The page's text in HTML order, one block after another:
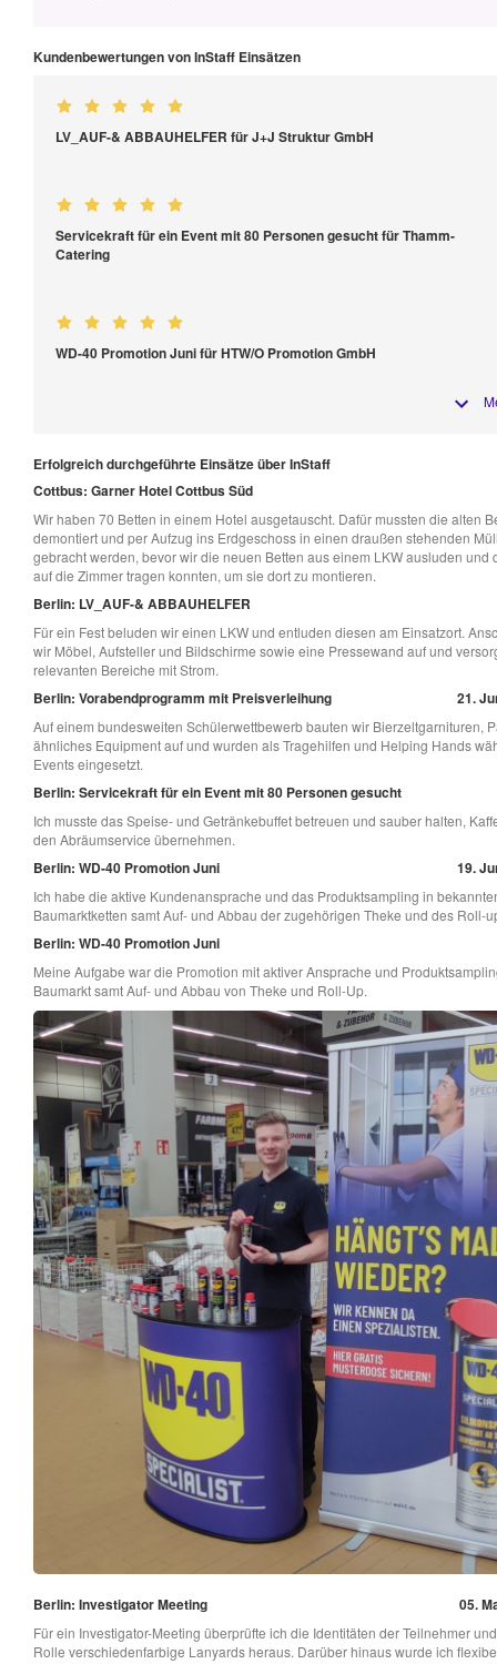
Kundenbewertungen von InStaff Einsätzen
LV_AUF-& ABBAUHELFER für J+J Struktur GmbH
Servicekraft für ein Event mit 80 Personen gesucht für Thamm-
Catering
WD-40 Promotion Juni für HTW/O Promotion GmbH
Erfolgreich durchgeführte Einsätze über InStaff
Cottbus: Garner Hotel Cottbus Süd
Wir haben 70 Betten in einem Hotel ausgetauscht. Dafür mussten die alten
demontiert und per Aufzug ins Erdgeschoss in einen draußen stehenden
gebracht werden, bevor wir die neuen Betten aus einem LKW ausluden und
auf die Zimmer tragen konnten, um sie dort zu montieren.
Berlin: LV_AUF-& ABBAUHELFER
Für ein Fest beluden wir einen LKW und entluden diesen am Einsatzort.
wir Möbel, Aufsteller und Bildschirme sowie eine Pressewand auf und
relevanten Bereiche mit Strom.
Berlin: Vorabendprogramm mit Preisverleihung 21.
Auf einem bundesweiten Schülerwettbewerb bauten wir Bierzeltgarnituren,
ähnliches Equipment auf und wurden als Tragehilfen und Helping Hands
Events eingesetzt.
Berlin: Servicekraft für ein Event mit 80 Personen gesucht
Ich musste das Speise- und Getränkebuffet betreuen und sauber halten,
den Abräumservice übernehmen.
Berlin: WD-40 Promotion Juni 19.
Ich habe die aktive Kundenansprache und das Produktsampling in
Baumarktketten samt Auf- und Abbau der zugehörigen Theke und des Roll-
Berlin: WD-40 Promotion Juni
Meine Aufgabe war die Promotion mit aktiver Ansprache und
Baumarkt samt Auf- und Abbau von Theke und Roll-Up.
Berlin: Investigator Meeting 05.
Für ein Investigator-Meeting überprüfte ich die Identitäten der Teilnehmer
Rolle verschiedenfarbige Lanyards heraus. Darüber hinaus wurde ich